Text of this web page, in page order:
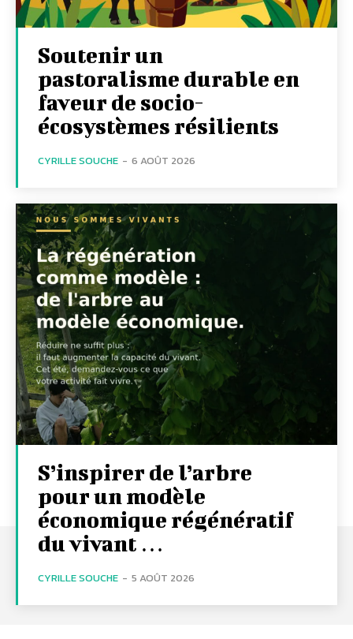
Soutenir un
pastoralisme durable en
faveur de socio-
écosystèmes résilients
CYRILLE SOUCHE - 6 AOÛT 2026
S’inspirer de l’arbre
pour un modèle
économique régénératif
du vivant …
CYRILLE SOUCHE - 5 AOÛT 2026